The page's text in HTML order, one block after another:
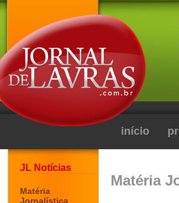
início
JL Notícias
Matéria
Jornalística
Matéria